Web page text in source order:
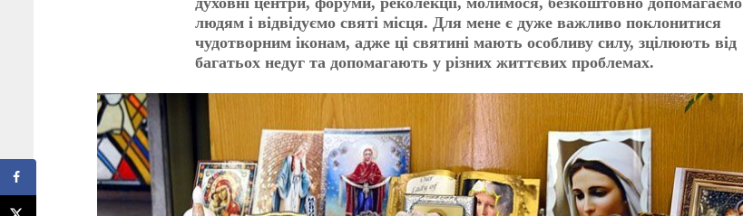
людям і відвідуємо святі місця. Для мене є дуже важливо поклонитися
чудотворним іконам, адже ці святині мають особливу силу, зцілюють від
багатьох недуг та допомагають у різних життєвих проблемах.